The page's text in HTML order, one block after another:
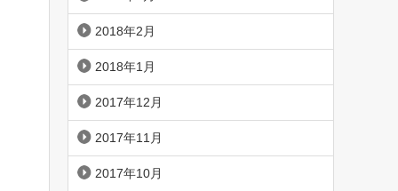
2018年2月
2018年1月
2017年12月
2017年11月
2017年10月